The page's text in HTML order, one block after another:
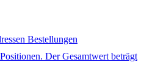
Bestellungen
Der Gesamtwert beträgt